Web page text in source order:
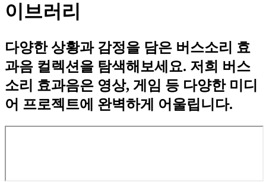
이브러리
다양한 상황과 감정을 담은 버스소리 효
과음 컬렉션을 탐색해보세요. 저희 버스
소리 효과음은 영상, 게임 등 다양한 미디
어 프로젝트에 완벽하게 어울립니다.